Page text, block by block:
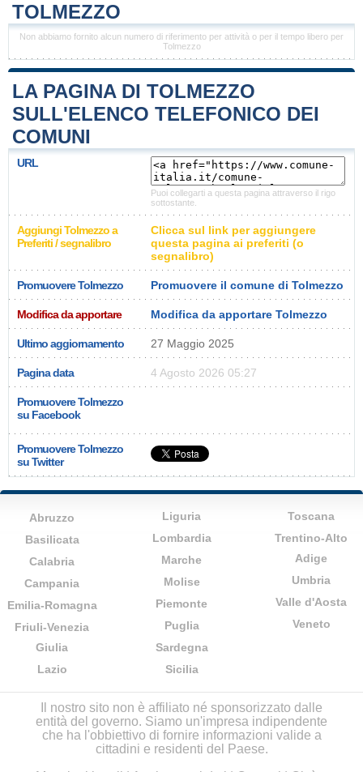
TOLMEZZO
Non abbiamo fornito alcun numero di riferimento per attività o per il tempo libero per
Tolmezzo
LA PAGINA DI TOLMEZZO
SULL'ELENCO TELEFONICO DEI
COMUNI
URL
Puoi collegarti a questa pagina attraverso il rigo
sottostante.
Aggiungi Tolmezzo a
Preferiti / segnalibro
Clicca sul link per aggiungere
questa pagina ai preferiti (o
segnalibro)
Promuovere Tolmezzo Promuovere il comune di Tolmezzo
Modifica da apportare Modifica da apportare Tolmezzo
Ultimo aggiornamento 27 Maggio 2025
Pagina data 4 Agosto 2026 05:27
Promuovere Tolmezzo
su Facebook
Promuovere Tolmezzo
su Twitter
Abruzzo
Basilicata
Calabria
Campania
Emilia-Romagna
Friuli-Venezia
Giulia
Lazio
Liguria
Lombardia
Marche
Molise
Piemonte
Puglia
Sardegna
Sicilia
Toscana
Trentino-Alto
Adige
Umbria
Valle d'Aosta
Veneto
Il nostro sito non è affiliato né sponsorizzato dalle
entità del governo. Siamo un'impresa indipendente
che ha l'obbiettivo di fornire informazioni valide a
cittadini e residenti del Paese.